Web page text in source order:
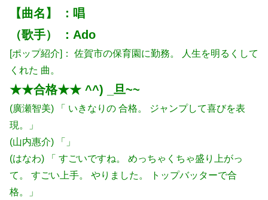
【曲名】 ：唱
（歌手） ：Ado
[ポップ紹介]： 佐賀市の保育園に勤務。 人生を明るくして
くれた 曲。
★★合格★★ ^^) _旦~~
(廣瀬智美) 「 いきなりの 合格。 ジャンプして喜びを表
現。」
(山内惠介) 「」
(はなわ) 「 すごいですね。 めっちゃくちゃ盛り上がっ
て。 すごい上手。 やりました。 トップバッターで合
格。」